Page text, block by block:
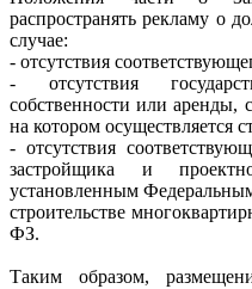
распространять рекламу о
случае:
- отсутствия
- отсутствия
собственности или аренды,
на котором осуществляется
- отсутствия
застройщика и
установленным
строительстве
ФЗ.
Таким образом,